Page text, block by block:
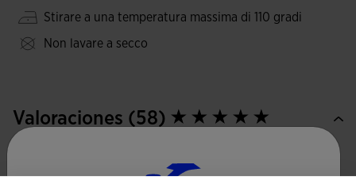
Stirare a una temperatura massima di 110 gradi
Non lavare a secco
Valoraciones (58)